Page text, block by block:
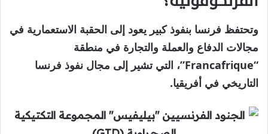
وتحتفظ فرنسا بنفوذ كبير يعود إلى الحقبة الاستعمارية في
مجالات الدفاع والعملة والتجارة في منطقة
“Francafrique”، التي تشير إلى مجال نفوذ فرنسا
التاريخي في أفريقيا.